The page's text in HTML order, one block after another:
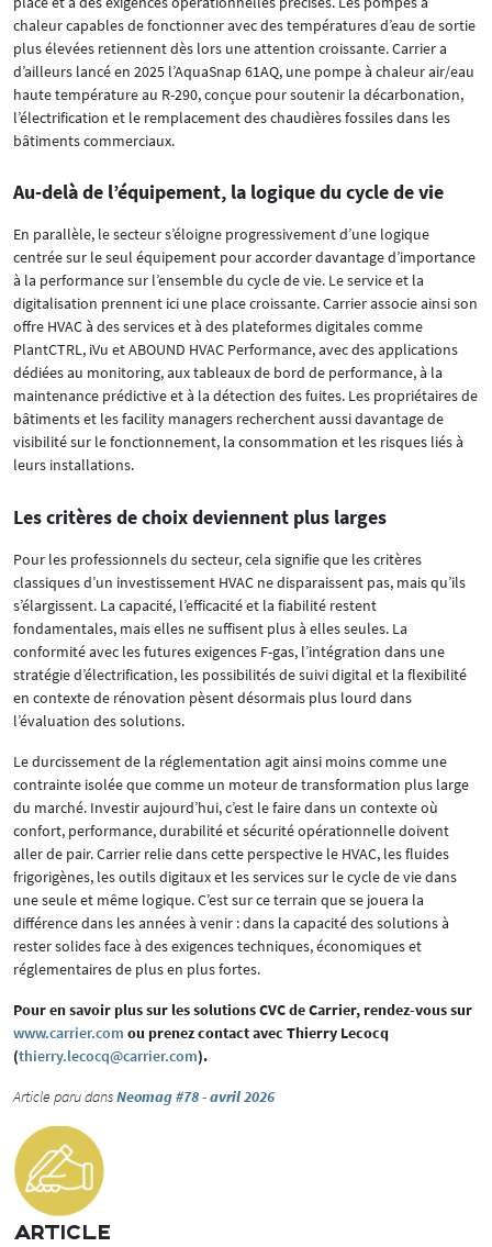
chaleur capables de fonctionner avec des températures d’eau de sortie
plus élevées retiennent dès lors une attention croissante. Carrier a
d’ailleurs lancé en 2025 l’AquaSnap 61AQ, une pompe à chaleur air/eau
haute température au R-290, conçue pour soutenir la décarbonation,
l’électrification et le remplacement des chaudières fossiles dans les
bâtiments commerciaux.
Au-delà de l’équipement, la logique du cycle de vie
En parallèle, le secteur s’éloigne progressivement d’une logique
centrée sur le seul équipement pour accorder davantage d’importance
à la performance sur l’ensemble du cycle de vie. Le service et la
digitalisation prennent ici une place croissante. Carrier associe ainsi son
offre HVAC à des services et à des plateformes digitales comme
PlantCTRL, iVu et ABOUND HVAC Performance, avec des applications
dédiées au monitoring, aux tableaux de bord de performance, à la
maintenance prédictive et à la détection des fuites. Les propriétaires de
bâtiments et les facility managers recherchent aussi davantage de
visibilité sur le fonctionnement, la consommation et les risques liés à
leurs installations.
Les critères de choix deviennent plus larges
Pour les professionnels du secteur, cela signifie que les critères
classiques d’un investissement HVAC ne disparaissent pas, mais qu’ils
s’élargissent. La capacité, l’efficacité et la fiabilité restent
fondamentales, mais elles ne suffisent plus à elles seules. La
conformité avec les futures exigences F-gas, l’intégration dans une
stratégie d’électrification, les possibilités de suivi digital et la flexibilité
en contexte de rénovation pèsent désormais plus lourd dans
l’évaluation des solutions.
Le durcissement de la réglementation agit ainsi moins comme une
contrainte isolée que comme un moteur de transformation plus large
du marché. Investir aujourd’hui, c’est le faire dans un contexte où
confort, performance, durabilité et sécurité opérationnelle doivent
aller de pair. Carrier relie dans cette perspective le HVAC, les fluides
frigorigènes, les outils digitaux et les services sur le cycle de vie dans
une seule et même logique. C’est sur ce terrain que se jouera la
différence dans les années à venir : dans la capacité des solutions à
rester solides face à des exigences techniques, économiques et
réglementaires de plus en plus fortes.
Pour en savoir plus sur les solutions CVC de Carrier, rendez-vous sur
www.carrier.com ou prenez contact avec Thierry Lecocq
(thierry.lecocq@carrier.com).
Article paru dansNeomag #78 - avril 2026
ARTICLE